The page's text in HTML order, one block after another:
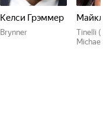
Келси Грэммер
Brynner
Tinelli